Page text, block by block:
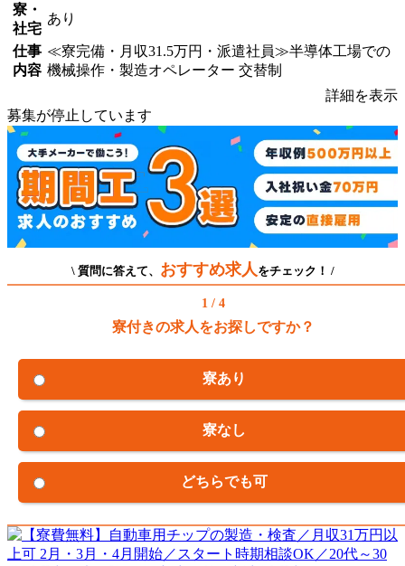
寮・
社宅
あり
仕事
内容
≪寮完備・月収31.5万円・派遣社員≫半導体工場での
機械操作・製造オペレーター 交替制
詳細を表示
募集が停止しています
\ 質問に答えて、 おすすめ求人 をチェック！ /
1 / 4
寮付きの求人をお探しですか？
寮あり
寮なし
どちらでも可